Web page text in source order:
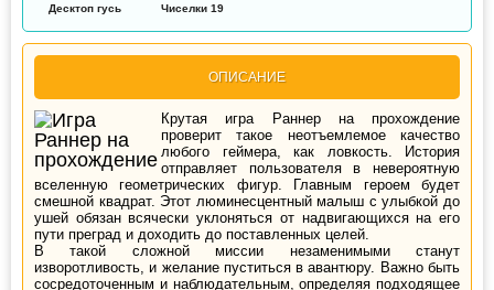
ОПИСАНИЕ
Крутая игра Раннер на прохождение
проверит такое неотъемлемое качество
любого геймера, как ловкость. История
отправляет пользователя в невероятную
вселенную геометрических фигур. Главным героем будет
смешной квадрат. Этот люминесцентный малыш с улыбкой до
ушей обязан всячески уклоняться от надвигающихся на его
пути преград и доходить до поставленных целей.
В такой сложной миссии незаменимыми станут
изворотливость, и желание пуститься в авантюру. Важно быть
сосредоточенным и наблюдательным, определяя подходящее
Десктоп гусь Чиселки 19